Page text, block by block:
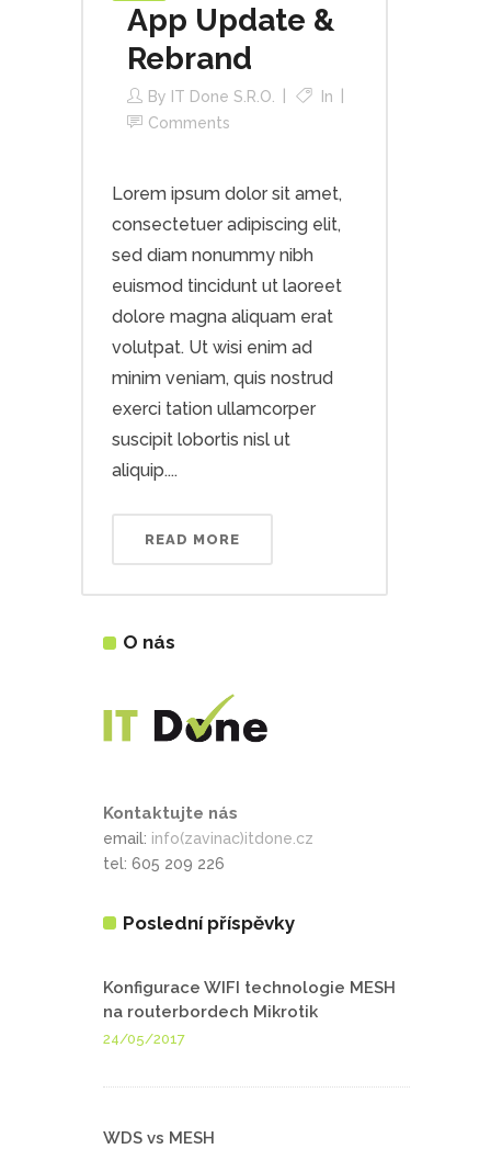
App Update &
Rebrand
By IT Done S.r.o.
In
Comments
Lorem ipsum dolor sit amet,
consectetuer adipiscing elit,
sed diam nonummy nibh
euismod tincidunt ut laoreet
dolore magna aliquam erat
volutpat. Ut wisi enim ad
minim veniam, quis nostrud
exerci tation ullamcorper
suscipit lobortis nisl ut
aliquip....
READ MORE
O nás
Kontaktujte nás
email: info(zavinac)itdone.cz
tel: 605 209 226
Poslední příspěvky
Konfigurace WIFI technologie MESH
na routerbordech Mikrotik
24/05/2017
WDS vs MESH